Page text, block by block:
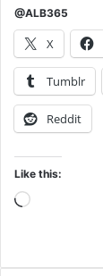
@ALB365
X
Tumblr
Reddit
Like this:
Loading…